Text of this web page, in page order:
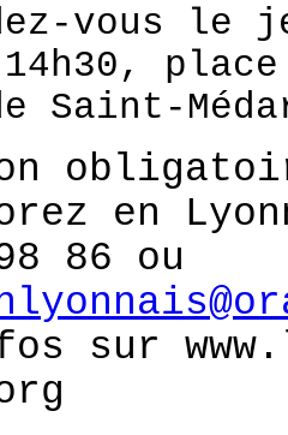
vous le
place
Saint-
en
86 ou
sur